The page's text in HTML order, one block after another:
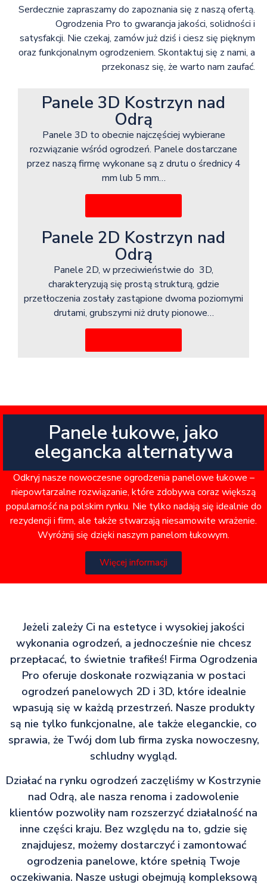
Serdecznie zapraszamy do zapoznania się z naszą ofertą.
Ogrodzenia Pro to gwarancja jakości, solidności i
satysfakcji. Nie czekaj, zamów już dziś i ciesz się pięknym
oraz funkcjonalnym ogrodzeniem. Skontaktuj się z nami, a
przekonasz się, że warto nam zaufać.
Panele 3D Kostrzyn nad
Odrą
Panele 3D to obecnie najczęściej wybierane
rozwiązanie wśród ogrodzeń. Panele dostarczane
przez naszą firmę wykonane są z drutu o średnicy 4
mm lub 5 mm…
Panele 2D Kostrzyn nad
Odrą
Panele 2D, w przeciwieństwie do 3D,
charakteryzują się prostą strukturą, gdzie
przetłoczenia zostały zastąpione dwoma poziomymi
drutami, grubszymi niż druty pionowe…
Panele łukowe, jako
elegancka alternatywa
Odkryj nasze nowoczesne ogrodzenia panelowe łukowe –
niepowtarzalne rozwiązanie, które zdobywa coraz większą
popularność na polskim rynku. Nie tylko nadają się idealnie do
rezydencji i firm, ale także stwarzają niesamowite wrażenie.
Wyróżnij się dzięki naszym panelom łukowym.
Więcej informacji
Jeżeli zależy Ci na estetyce i wysokiej jakości
wykonania ogrodzeń, a jednocześnie nie chcesz
przepłacać, to świetnie trafiłeś! Firma Ogrodzenia
Pro oferuje doskonałe rozwiązania w postaci
ogrodzeń panelowych 2D i 3D, które idealnie
wpasują się w każdą przestrzeń. Nasze produkty
są nie tylko funkcjonalne, ale także eleganckie, co
sprawia, że Twój dom lub firma zyska nowoczesny,
schludny wygląd.
Działać na rynku ogrodzeń zaczęliśmy w Kostrzynie
nad Odrą, ale nasza renoma i zadowolenie
klientów pozwoliły nam rozszerzyć działalność na
inne części kraju. Bez względu na to, gdzie się
znajdujesz, możemy dostarczyć i zamontować
ogrodzenia panelowe, które spełnią Twoje
oczekiwania. Nasze usługi obejmują kompleksową